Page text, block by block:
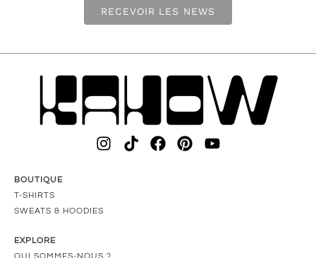
RECEVOIR LES NEWS
BOUTIQUE
T-SHIRTS
SWEATS & HOODIES
EXPLORE
QUI SOMMES-NOUS ?